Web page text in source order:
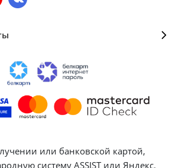
или банковской картой,
систему ASSIST или Яндекс.